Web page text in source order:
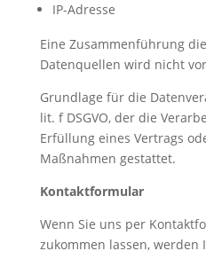
IP-Adresse
Eine Zusammenführung
Datenquellen wird nicht
Grundlage für die
lit. f DSGVO, der die
Erfüllung eines Vertrags
Maßnahmen gestattet.
Kontaktformular
Wenn Sie uns per
zukommen lassen, werden